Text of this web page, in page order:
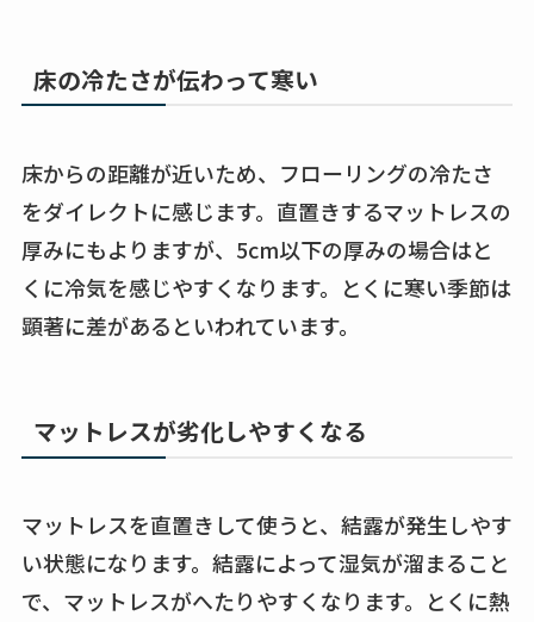
床の冷たさが伝わって寒い
床からの距離が近いため、フローリングの冷たさ
をダイレクトに感じます。直置きするマットレスの
厚みにもよりますが、5cm以下の厚みの場合はと
くに冷気を感じやすくなります。とくに寒い季節は
顕著に差があるといわれています。
マットレスが劣化しやすくなる
マットレスを直置きして使うと、結露が発生しやす
い状態になります。結露によって湿気が溜まること
で、マットレスがへたりやすくなります。とくに熱